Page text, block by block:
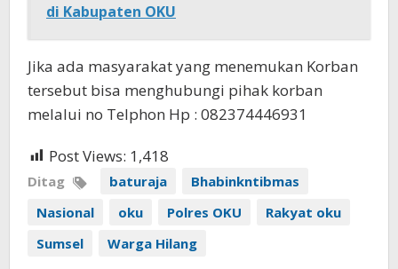
di Kabupaten OKU
Jika ada masyarakat yang menemukan Korban
tersebut bisa menghubungi pihak korban
melalui no Telphon Hp : 082374446931
Post Views: 1,418
Ditag baturaja
Bhabinkntibmas
Nasional
oku Polres OKU
Rakyat oku
Sumsel
Warga Hilang